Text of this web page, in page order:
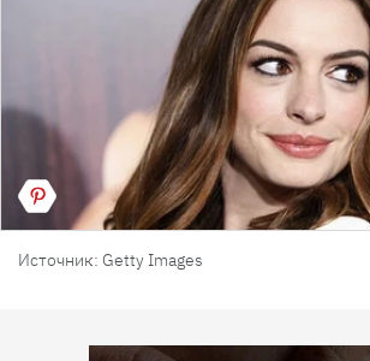
Источник: Getty Images